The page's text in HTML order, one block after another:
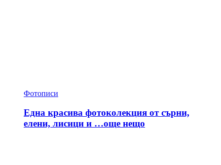
Фотописи
Една красива фотоколекция от сърни,
елени, лисици и …още нещо